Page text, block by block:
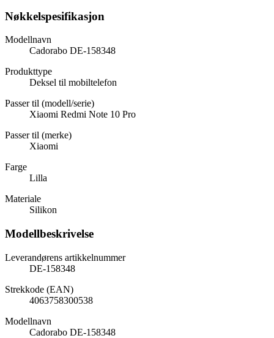
Nøkkelspesifikasjon
Modellnavn
Cadorabo DE-158348
Produkttype
Deksel til mobiltelefon
Passer til (modell/serie)
Xiaomi Redmi Note 10 Pro
Passer til (merke)
Xiaomi
Farge
Lilla
Materiale
Silikon
Modellbeskrivelse
Leverandørens artikkelnummer
DE-158348
Strekkode (EAN)
4063758300538
Modellnavn
Cadorabo DE-158348